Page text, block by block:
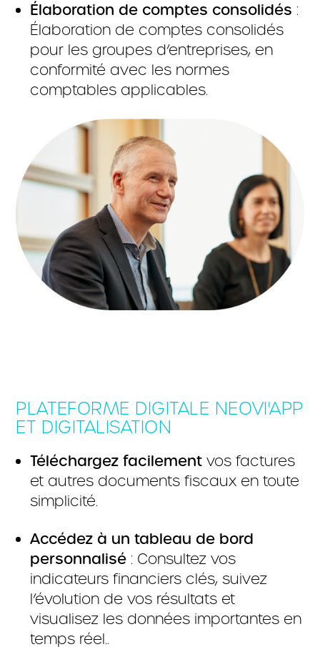
Élaboration de comptes consolidés :
Élaboration de comptes consolidés
pour les groupes d’entreprises, en
conformité avec les normes
comptables applicables.
PLATEFORME DIGITALE NEOVI'APP
ET DIGITALISATION
Téléchargez facilement vos factures
et autres documents fiscaux en toute
simplicité.
Accédez à un tableau de bord
personnalisé : Consultez vos
indicateurs financiers clés, suivez
l’évolution de vos résultats et
visualisez les données importantes en
temps réel..